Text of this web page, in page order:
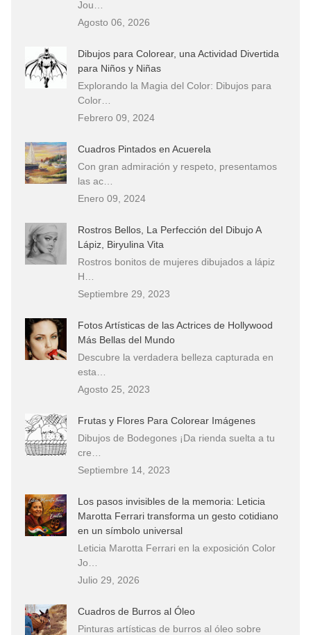
Jou…
Agosto 06, 2026
Dibujos para Colorear, una Actividad Divertida
para Niños y Niñas
Explorando la Magia del Color: Dibujos para
Color…
Febrero 09, 2024
Cuadros Pintados en Acuerela
Con gran admiración y respeto, presentamos
las ac…
Enero 09, 2024
Rostros Bellos, La Perfección del Dibujo A
Lápiz, Biryulina Vita
Rostros bonitos de mujeres dibujados a lápiz
H…
Septiembre 29, 2023
Fotos Artísticas de las Actrices de Hollywood
Más Bellas del Mundo
Descubre la verdadera belleza capturada en
esta…
Agosto 25, 2023
Frutas y Flores Para Colorear Imágenes
Dibujos de Bodegones ¡Da rienda suelta a tu
cre…
Septiembre 14, 2023
Los pasos invisibles de la memoria: Leticia
Marotta Ferrari transforma un gesto cotidiano
en un símbolo universal
Leticia Marotta Ferrari en la exposición Color
Jo…
Julio 29, 2026
Cuadros de Burros al Óleo
Pinturas artísticas de burros al óleo sobre